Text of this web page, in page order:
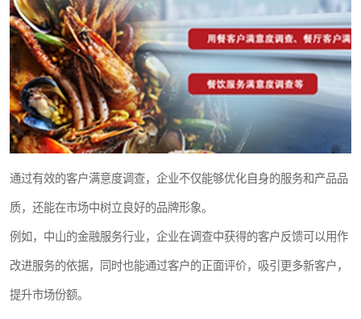
通过有效的客户满意度调查，企业不仅能够优化自身的服务和产品品
质，还能在市场中树立良好的品牌形象。
例如，中山的金融服务行业，企业在调查中获得的客户反馈可以用作
改进服务的依据，同时也能通过客户的正面评价，吸引更多新客户，
提升市场份额。